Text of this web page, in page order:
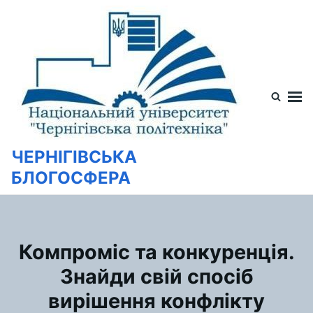
содержимому
ЧЕРНІГІВСЬКА
БЛОГОСФЕРА
Компроміс та конкуренція.
Знайди свій спосіб
вирішення конфлікту